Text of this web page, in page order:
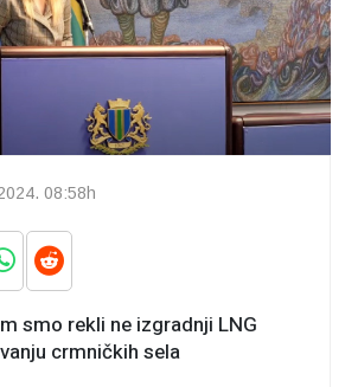
08:58h
smo rekli ne izgradnji LNG
crmničkih sela